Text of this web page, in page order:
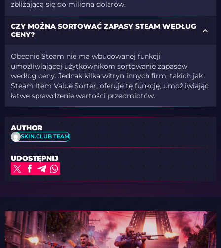
zbliżającą się do miliona dolarów.
CZY MOŻNA SORTOWAĆ ZAPASY STEAM WEDŁUG
CENY?
Obecnie Steam nie ma wbudowanej funkcji
umożliwiającej użytkownikom sortowanie zapasów
według ceny. Jednak kilka witryn innych firm, takich jak
Steam Item Value Sorter, oferuje tę funkcję, umożliwiając
łatwe sprawdzenie wartości przedmiotów.
AUTHOR
SKIN.CLUB TEAM
UDOSTĘPNIJ